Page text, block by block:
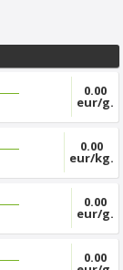
0.00
eur/g.
0.00
eur/kg.
0.00
eur/g.
0.00